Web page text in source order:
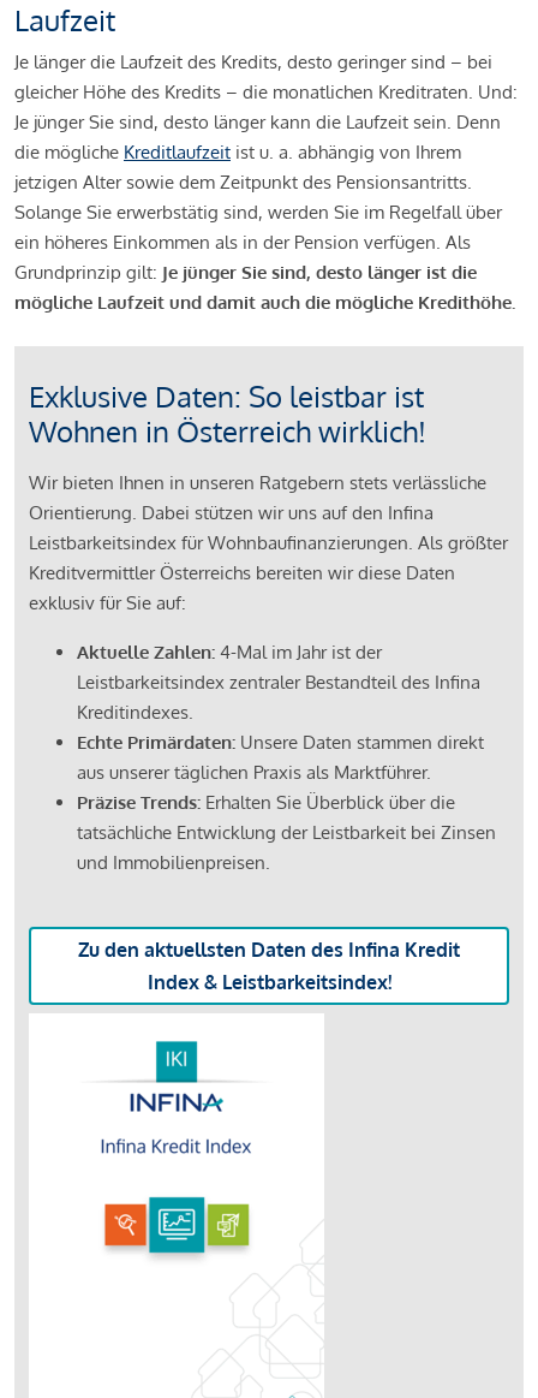
Laufzeit
Je länger die Laufzeit des Kredits, desto geringer sind – bei
gleicher Höhe des Kredits – die monatlichen Kreditraten. Und:
Je jünger Sie sind, desto länger kann die Laufzeit sein. Denn
die mögliche Kreditlaufzeit ist u. a. abhängig von Ihrem
jetzigen Alter sowie dem Zeitpunkt des Pensionsantritts.
Solange Sie erwerbstätig sind, werden Sie im Regelfall über
ein höheres Einkommen als in der Pension verfügen. Als
Grundprinzip gilt: Je jünger Sie sind, desto länger ist die
mögliche Laufzeit und damit auch die mögliche Kredithöhe.
Exklusive Daten: So leistbar ist
Wohnen in Österreich wirklich!
Wir bieten Ihnen in unseren Ratgebern stets verlässliche
Orientierung. Dabei stützen wir uns auf den Infina
Leistbarkeitsindex für Wohnbaufinanzierungen. Als größter
Kreditvermittler Österreichs bereiten wir diese Daten
exklusiv für Sie auf:
Aktuelle Zahlen: 4-Mal im Jahr ist der
Leistbarkeitsindex zentraler Bestandteil des Infina
Kreditindexes.
Echte Primärdaten: Unsere Daten stammen direkt
aus unserer täglichen Praxis als Marktführer.
Präzise Trends: Erhalten Sie Überblick über die
tatsächliche Entwicklung der Leistbarkeit bei Zinsen
und Immobilienpreisen.
Zu den aktuellsten Daten des Infina Kredit
Index & Leistbarkeitsindex!